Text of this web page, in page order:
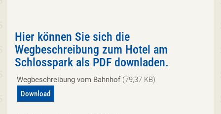
Hier können Sie sich die
Wegbeschreibung zum Hotel am
Schlosspark als PDF downladen.
Wegbeschreibung vom Bahnhof (79,37 KB)
Download